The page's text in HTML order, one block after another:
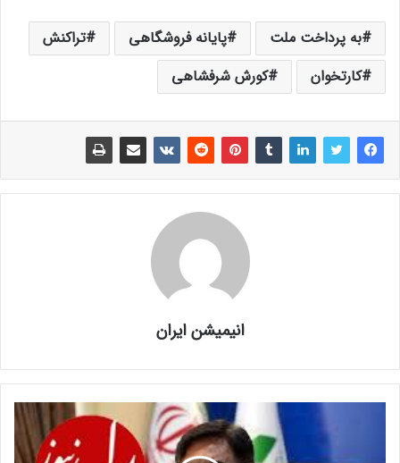
به پرداخت ملت پایانه فروشگاهی
تراکنش
کارتخوان
کورش شرفشاهی
انیمیشن ایران